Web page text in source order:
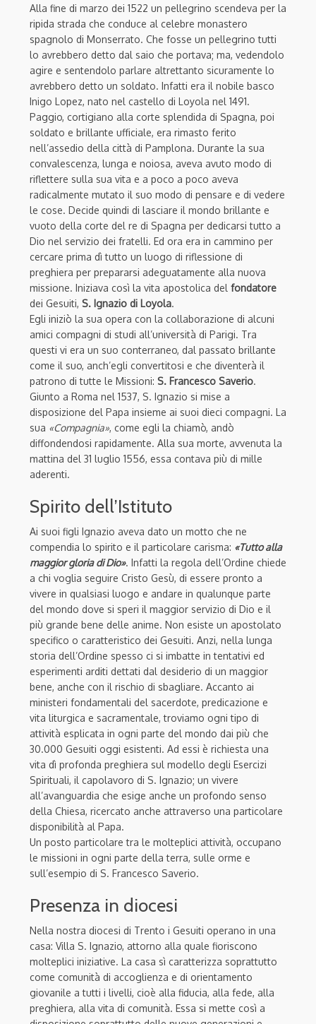
Alla fine di marzo dei 1522 un pellegrino scendeva per la
ripida strada che conduce al celebre monastero
spagnolo di Monserrato. Che fosse un pellegrino tutti
lo avrebbero detto dal saio che portava; ma, vedendolo
agire e sentendolo parlare altrettanto sicuramente lo
avrebbero detto un soldato. Infatti era il nobile basco
Inigo Lopez, nato nel castello di Loyola nel 1491.
Paggio, cortigiano alla corte splendida di Spagna, poi
soldato e brillante ufficiale, era rimasto ferito
nell’assedio della città di Pamplona. Durante la sua
convalescenza, lunga e noiosa, aveva avuto modo di
riflettere sulla sua vita e a poco a poco aveva
radicalmente mutato il suo modo di pensare e di vedere
le cose. Decide quindi di lasciare il mondo brillante e
vuoto della corte del re di Spagna per dedicarsi tutto a
Dio nel servizio dei fratelli. Ed ora era in cammino per
cercare prima dì tutto un luogo di riflessione di
preghiera per prepararsi adeguatamente alla nuova
missione. Iniziava così la vita apostolica del fondatore
dei Gesuiti, S. Ignazio di Loyola.
Egli iniziò la sua opera con la collaborazione di alcuni
amici compagni di studi all’università di Parigi. Tra
questi vi era un suo conterraneo, dal passato brillante
come il suo, anch’egli convertitosi e che diventerà il
patrono di tutte le Missioni: S. Francesco Saverio.
Giunto a Roma nel 1537, S. Ignazio si mise a
disposizione del Papa insieme ai suoi dieci compagni. La
sua «Compagnia», come egli la chiamò, andò
diffondendosi rapidamente. Alla sua morte, avvenuta la
mattina del 31 luglio 1556, essa contava più di mille
aderenti.
Spirito dell’Istituto
Ai suoi figli Ignazio aveva dato un motto che ne
compendia lo spirito e il particolare carisma: «Tutto alla
maggior gloria di Dio». Infatti la regola dell’Ordine chiede
a chi voglia seguire Cristo Gesù, di essere pronto a
vivere in qualsiasi luogo e andare in qualunque parte
del mondo dove si speri il maggior servizio di Dio e il
più grande bene delle anime. Non esiste un apostolato
specifico o caratteristico dei Gesuiti. Anzi, nella lunga
storia dell’Ordine spesso ci si imbatte in tentativi ed
esperimenti arditi dettati dal desiderio di un maggior
bene, anche con il rischio di sbagliare. Accanto ai
ministeri fondamentali del sacerdote, predicazione e
vita liturgica e sacramentale, troviamo ogni tipo di
attività esplicata in ogni parte del mondo dai più che
30.000 Gesuiti oggi esistenti. Ad essi è richiesta una
vita dì profonda preghiera sul modello degli Esercizi
Spirituali, il capolavoro di S. Ignazio; un vivere
all’avanguardia che esige anche un profondo senso
della Chiesa, ricercato anche attraverso una particolare
disponibilità al Papa.
Un posto particolare tra le molteplici attività, occupano
le missioni in ogni parte della terra, sulle orme e
sull’esempio di S. Francesco Saverio.
Presenza in diocesi
Nella nostra diocesi di Trento i Gesuiti operano in una
casa: Villa S. Ignazio, attorno alla quale fioriscono
molteplici iniziative. La casa sì caratterizza soprattutto
come comunità di accoglienza e di orientamento
giovanile a tutti i livelli, cioè alla fiducia, alla fede, alla
preghiera, alla vita di comunità. Essa si mette così a